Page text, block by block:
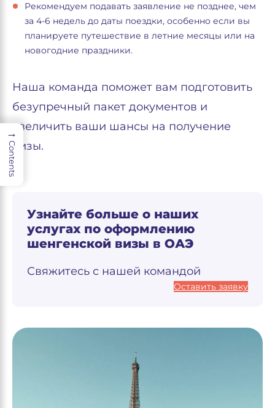
Рекомендуем подавать заявление не позднее, чем
за 4-6 недель до даты поездки, особенно если вы
планируете путешествие в летние месяцы или на
новогодние праздники.
Наша команда поможет вам подготовить
безупречный пакет документов и
увеличить ваши шансы на получение
визы.
Узнайте больше о наших
услугах по оформлению
шенгенской визы в ОАЭ
Свяжитесь с нашей командой
Оставить заявку
→
Contents